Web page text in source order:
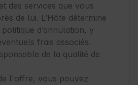
des services que vous
de lui. L’Hôte détermine
d’annulation, y
frais associés.
de la qualité de
l'offre, vous pouvez